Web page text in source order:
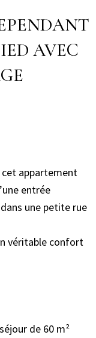
AVEC
cet appartement
entrée
une petite rue
véritable confort
de 60 m²